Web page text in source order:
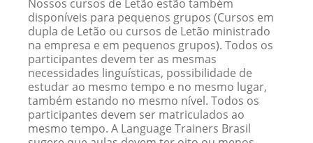
Nossos cursos de Letão estão também
disponíveis para pequenos grupos (Cursos em
dupla de Letão ou cursos de Letão ministrado
na empresa e em pequenos grupos). Todos os
participantes devem ter as mesmas
necessidades linguísticas, possibilidade de
estudar ao mesmo tempo e no mesmo lugar,
também estando no mesmo nível. Todos os
participantes devem ser matriculados ao
mesmo tempo. A Language Trainers Brasil